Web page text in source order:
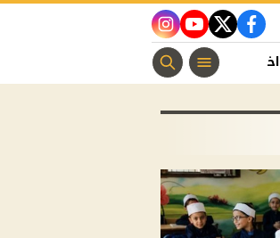
facebook
twitter
youtube
instagram
اخبار الفن منوعات مسيحية